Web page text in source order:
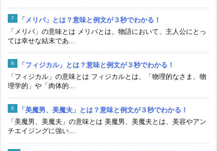
「メリバ」とは？意味と例文が３秒でわかる！
「メリバ」の意味とは メリバとは、物語において、主人公にとっ
ては幸せな結末であ...
「フィジカル」とは？意味と例文が３秒でわかる！
「フィジカル」の意味とは フィジカルとは、「物理的なさま、物
理学的」や「肉体的...
「美魔男、美魔夫」とは？意味と例文が３秒でわかる！
「美魔男、美魔夫」の意味とは 美魔男、美魔夫とは、美容やアン
チエイジングに強い...